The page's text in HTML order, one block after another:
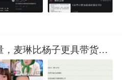
麦琳比杨子更具带货体